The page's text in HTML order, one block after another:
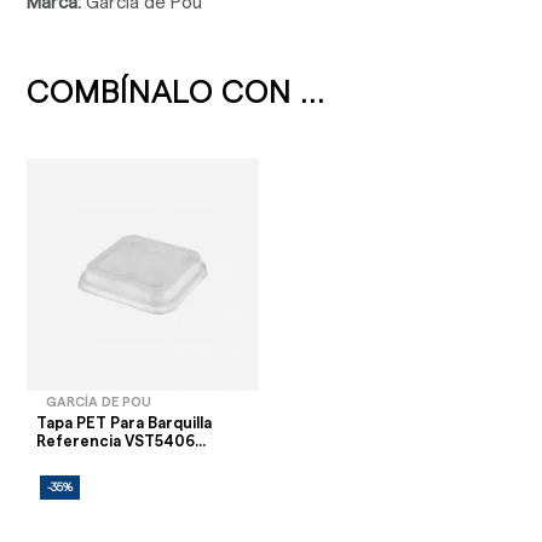
COMBÍNALO CON ...
GARCÍA DE POU
Tapa PET Para Barquilla
Referencia VST5406...
-35%